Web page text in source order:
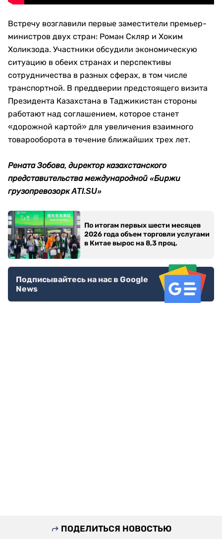
Встречу возглавили первые заместители премьер-
министров двух стран: Роман Скляр и Хоким
Холикзода. Участники обсудили экономическую
ситуацию в обеих странах и перспективы
сотрудничества в разных сферах, в том числе
транспортной. В преддверии предстоящего визита
Президента Казахстана в Таджикистан стороны
работают над соглашением, которое станет
«дорожной картой» для увеличения взаимного
товарооборота в течение ближайших трех лет.
Рената Зобова, директор казахстанского
представительства международной «Биржи
грузопревозорк ATI.SU»
По итогам первых шести месяцев
2026 года объем торговли услугами
в Китае вырос на 8,3 проц.
Подписывайтесь на нас в Google
News
ПОДЕЛИТЬСЯ НОВОСТЬЮ